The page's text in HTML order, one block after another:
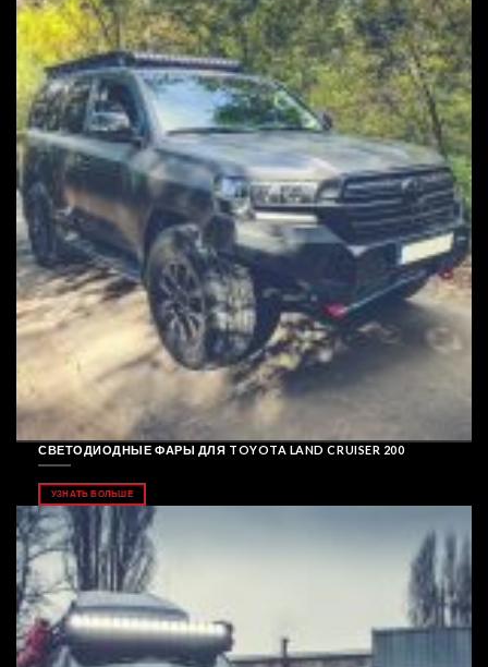
СВЕТОДИОДНЫЕ ФАРЫ ДЛЯ TOYOTA LAND CRUISER 200
УЗНАТЬ БОЛЬШЕ